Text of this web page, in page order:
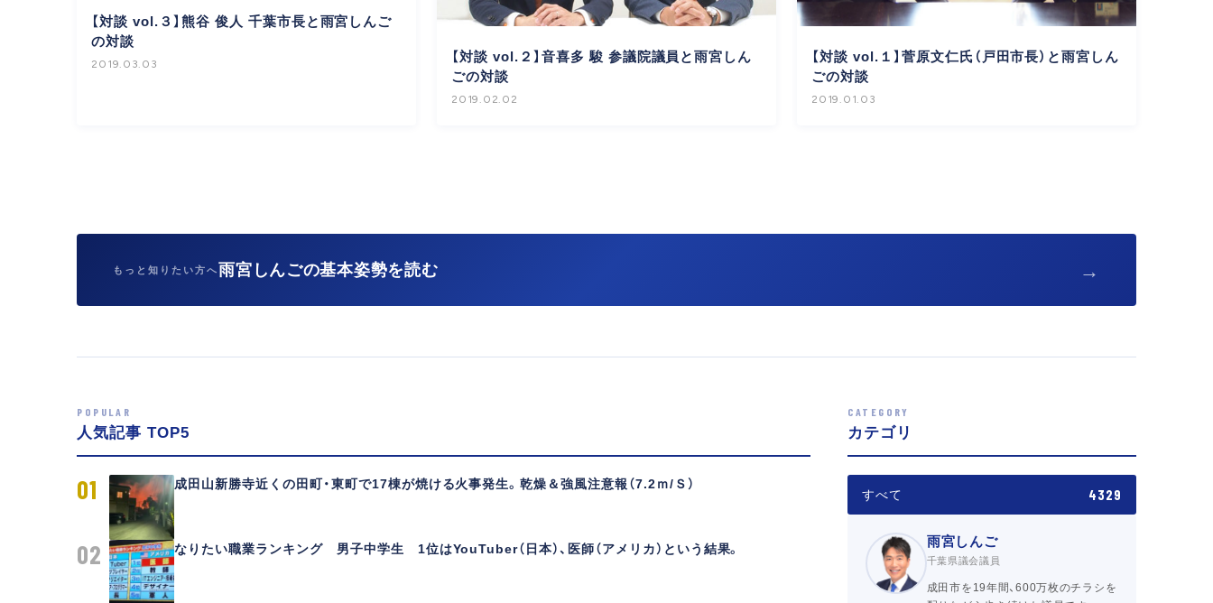
【対談 vol.３】熊谷 俊人 千葉市長と雨宮しんご
の対談
2019.03.03
【対談 vol.２】音喜多 駿 参議院議員と雨宮しん
ごの対談
2019.02.02
【対談 vol.１】菅原文仁氏（戸田市長）と雨宮しん
ごの対談
2019.01.03
もっと知りたい方へ 雨宮しんごの基本姿勢を読む →
POPULAR
人気記事 TOP5
01 成田山新勝寺近くの田町・東町で17棟が焼ける火事発生。乾燥＆強風注意報（7.2ｍ/Ｓ）
02 なりたい職業ランキング 男子中学生 1位はYouTuber（日本）、医師（アメリカ）という結果。
CATEGORY
カテゴリ
すべて 4329
雨宮しんご
千葉県議会議員
成田市を19年間、600万枚のチラシを